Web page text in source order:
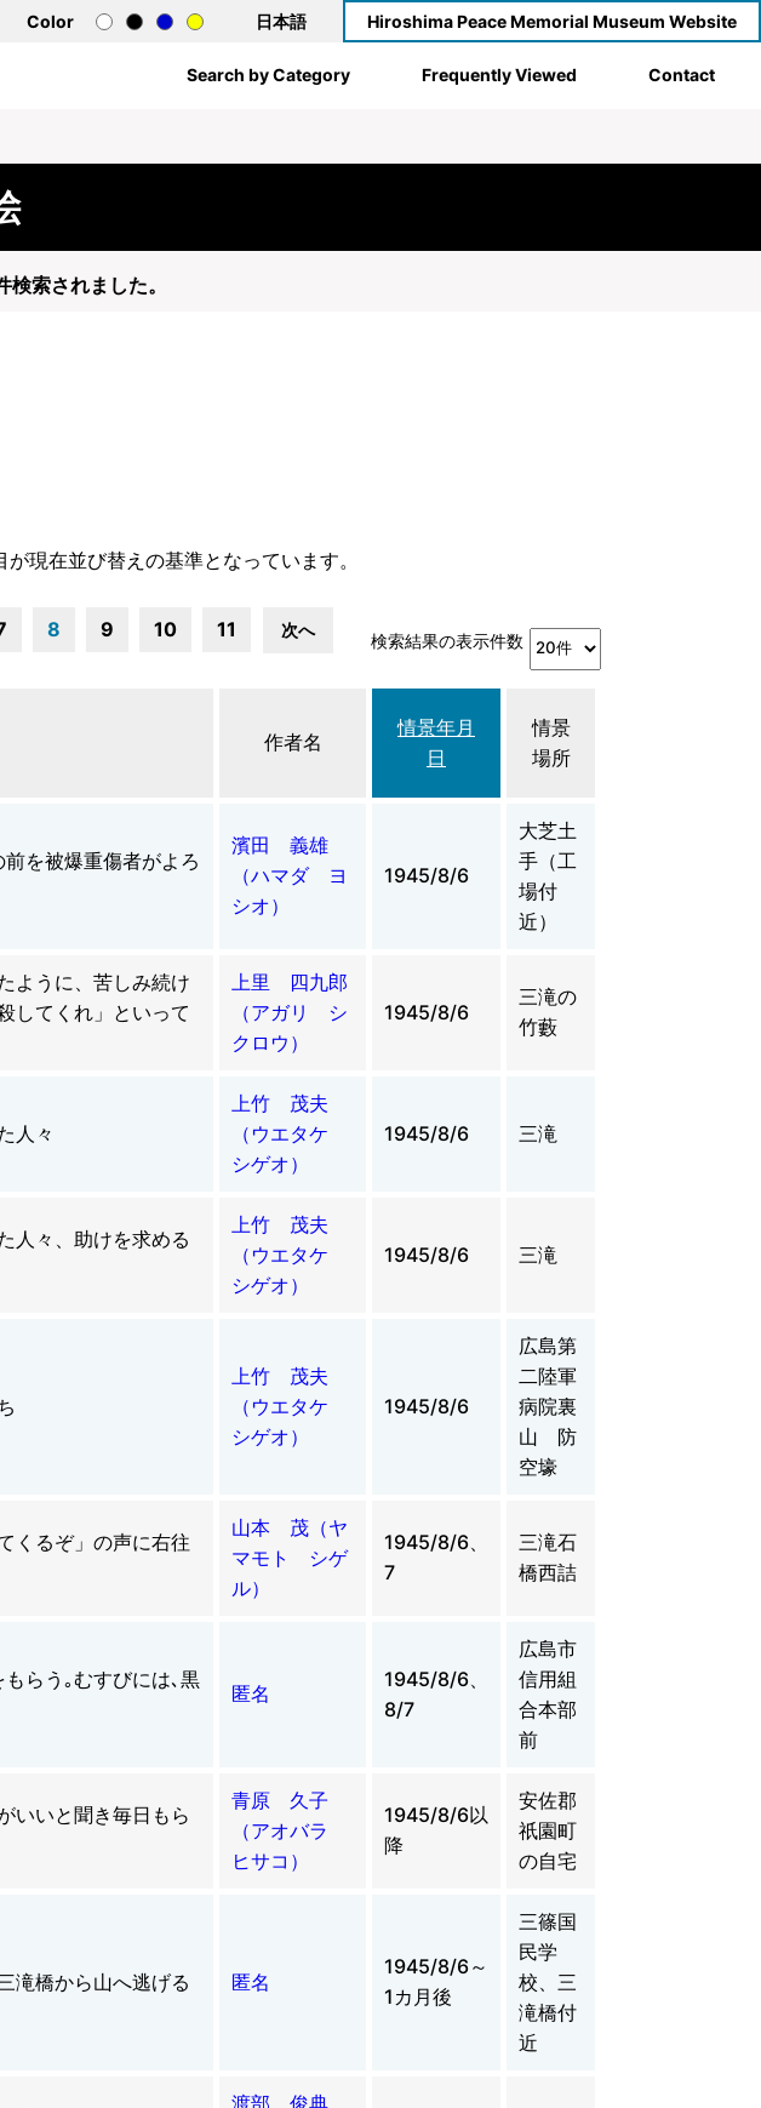
Color 日本語 Hiroshima Peace Memorial Museum Website
Search by Category Frequently Viewed Contact
索されました。
現在並び替えの基準となっています。
8 9 10 11 次へ
検索結果の表示件数
作者名
情景年月
日
情景
場所
を被爆重傷者がよろ
濱田 義雄
（ハマダ ヨ
シオ）
1945/8/6
大芝土
手（工
場付
近）
ように、苦しみ続け
してくれ」といって
上里 四九郎
（アガリ シ
クロウ）
1945/8/6
三滝の
竹藪
人々
上竹 茂夫
（ウエタケ
シゲオ）
1945/8/6 三滝
人々、助けを求める
上竹 茂夫
（ウエタケ
シゲオ）
1945/8/6 三滝
上竹 茂夫
（ウエタケ
シゲオ）
1945/8/6
広島第
二陸軍
病院裏
山 防
空壕
くるぞ」の声に右往
山本 茂（ヤ
マモト シゲ
ル）
1945/8/6、
7
三滝石
橋西詰
らう｡むすびには､黒
匿名
1945/8/6、
8/7
広島市
信用組
合本部
前
いいと聞き毎日もら
青原 久子
（アオバラ
ヒサコ）
1945/8/6以
降
安佐郡
祇園町
の自宅
滝橋から山へ逃げる 匿名
1945/8/6～
1カ月後
三篠国
民学
校、三
滝橋付
近
渡部 俊典